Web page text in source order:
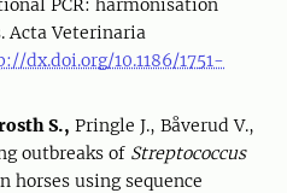
PCR: harmonisation
Acta Veterinaria
dx.doi.org/10.1186/1751-
S., Pringle J., Båverud V.,
outbreaks of Streptococcus
using sequence